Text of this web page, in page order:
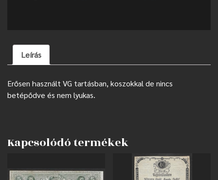
Leírás
Erősen használt VG tartásban, koszokkal de nincs
betépődve és nem lyukas.
Kapcsolódó termékek